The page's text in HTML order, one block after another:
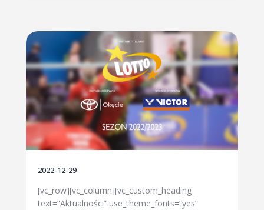
2022-12-29
[vc_row][vc_column][vc_custom_heading
text=”Aktualności” use_theme_fonts=”yes”